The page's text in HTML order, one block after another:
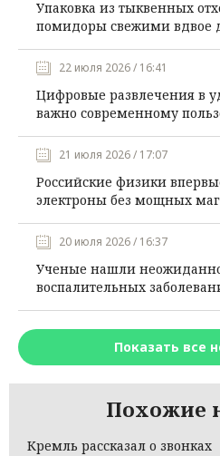
Упаковка из тыквенных
помидоры свежими вдвое
22 июля 2026 / 16:41
Цифровые развлечения в
важно современному
21 июля 2026 / 17:07
Российские физики
электроны без мощных
20 июля 2026 / 16:37
Ученые нашли
воспалительных
Показать все
Похожие
Кремль рассказал о звонках